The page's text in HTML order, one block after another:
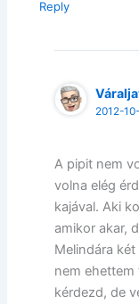
Reply
2012-
A pipit nem
volna elég
kajával. Aki
amikor akar,
Melindára
nem
kérdezd, de